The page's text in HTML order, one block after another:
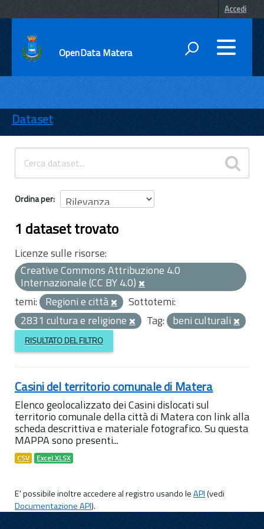
Accedi
OpenData Matera
ENTI
TEMI
INFORMAZIONI
Dataset
Ordina per
1 dataset trovato
Licenze sulle risorse:
Creative Commons Attribuzione 4.0
Internazionale (CC BY 4.0)
temi: Regioni e città
Sottotemi:
2831 cultura e religione
Tag: beni culturali
RISULTATO DEL FILTRO
Casini del territorio comunale di Matera
Elenco geolocalizzato dei Casini dislocati sul
territorio comunale della città di Matera con link alla
scheda descrittiva e materiale fotografico. Su questa
MAPPA sono presenti...
CSV Excel XLSX
E' possibile inoltre accedere al registro usando leAPI(vedi
Documentazione API).